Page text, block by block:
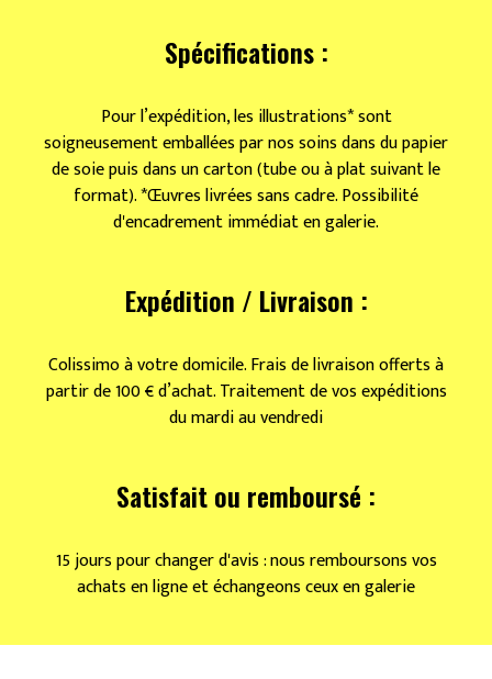
Spécifications :
Pour l’expédition, les illustrations* sont
soigneusement emballées par nos soins dans du papier
de soie puis dans un carton (tube ou à plat suivant le
format). *Œuvres livrées sans cadre. Possibilité
d'encadrement immédiat en galerie.
Expédition / Livraison :
Colissimo à votre domicile. Frais de livraison offerts à
partir de 100 € d’achat. Traitement de vos expéditions
du mardi au vendredi
Satisfait ou remboursé :
15 jours pour changer d'avis : nous remboursons vos
achats en ligne et échangeons ceux en galerie